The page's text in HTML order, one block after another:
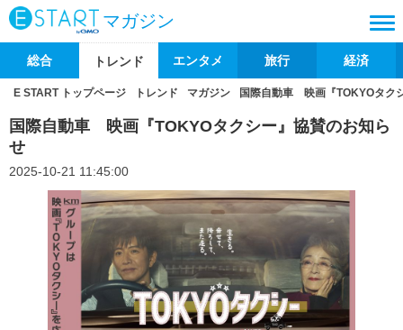
マガジン
総合 トレンド エンタメ 旅行 経済
E START トップページ トレンド マガジン 国際自動車 映画『TOKYOタク
国際自動車 映画『TOKYOタクシー』協賛のお知ら
せ
2025-10-21 11:45:00